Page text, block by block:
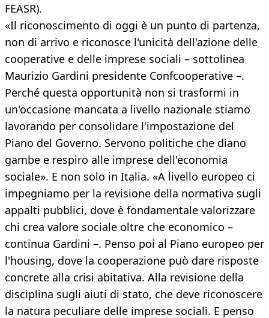
FEASR).
«Il riconoscimento di oggi è un punto di partenza,
non di arrivo e riconosce l'unicità dell'azione delle
cooperative e delle imprese sociali – sottolinea
Maurizio Gardini presidente Confcooperative –.
Perché questa opportunità non si trasformi in
un'occasione mancata a livello nazionale stiamo
lavorando per consolidare l'impostazione del
Piano del Governo. Servono politiche che diano
gambe e respiro alle imprese dell'economia
sociale». E non solo in Italia. «A livello europeo ci
impegniamo per la revisione della normativa sugli
appalti pubblici, dove è fondamentale valorizzare
chi crea valore sociale oltre che economico –
continua Gardini –. Penso poi al Piano europeo per
l'housing, dove la cooperazione può dare risposte
concrete alla crisi abitativa. Alla revisione della
disciplina sugli aiuti di stato, che deve riconoscere
la natura peculiare delle imprese sociali. E penso